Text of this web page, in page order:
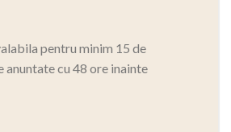
pentru minim 15 de
anuntate cu 48 ore inainte